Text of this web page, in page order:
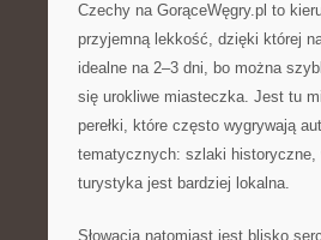
Czechy na GorąceWęgry.pl to
przyjemną lekkość, dzięki której
idealne na 2–3 dni, bo można
się urokliwe miasteczka. Jest tu
perełki, które często wygrywają
tematycznych: szlaki historyczne,
turystyka jest bardziej lokalna.
Słowacja natomiast jest blisko